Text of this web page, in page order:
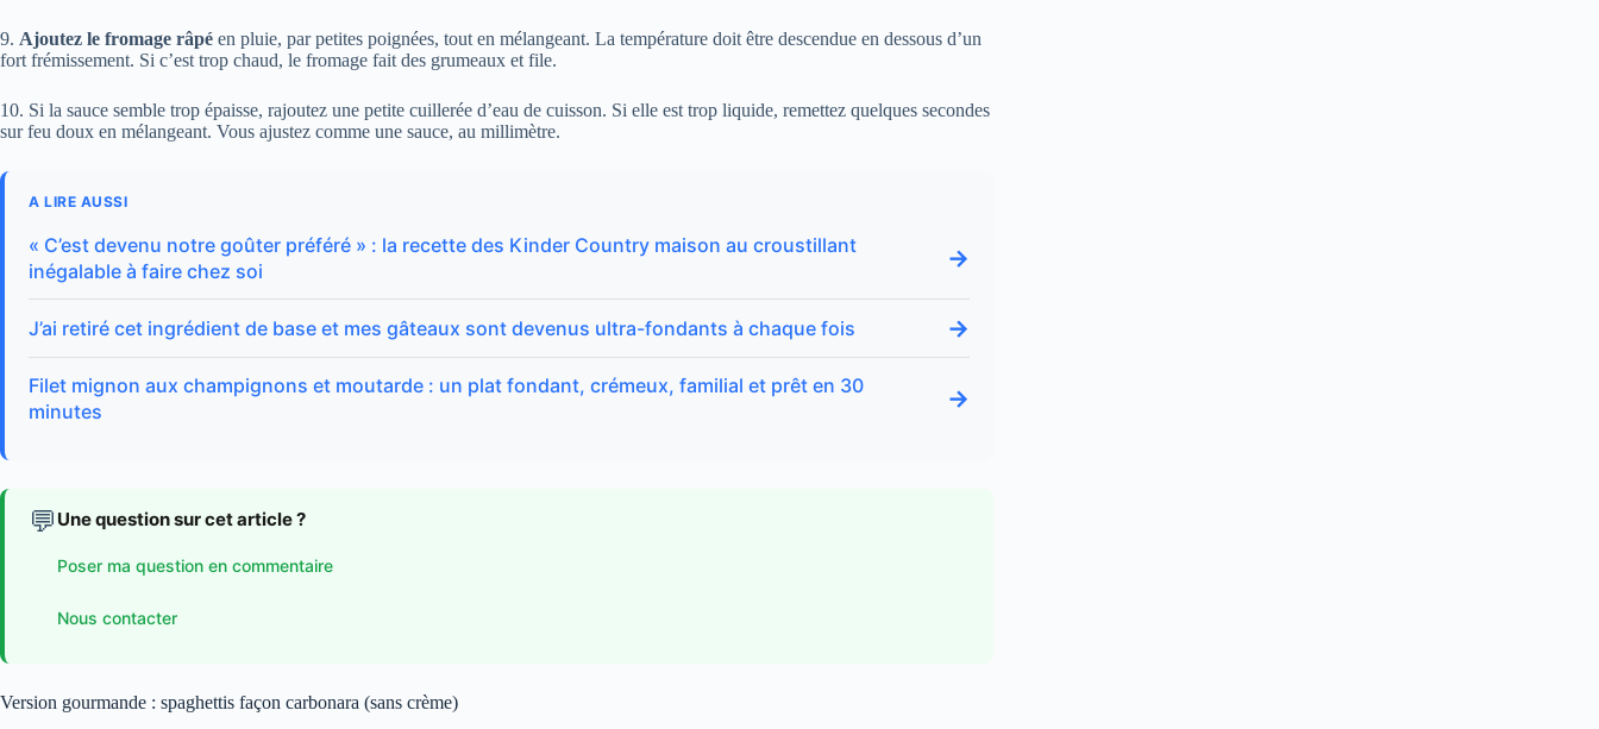
9. Ajoutez le fromage râpé en pluie, par petites poignées, tout en mélangeant. La température doit être descendue en dessous d’un
fort frémissement. Si c’est trop chaud, le fromage fait des grumeaux et file.
10. Si la sauce semble trop épaisse, rajoutez une petite cuillerée d’eau de cuisson. Si elle est trop liquide, remettez quelques secondes
sur feu doux en mélangeant. Vous ajustez comme une sauce, au millimètre.
A LIRE AUSSI
« C’est devenu notre goûter préféré » : la recette des Kinder Country maison au croustillant
inégalable à faire chez soi
→
J’ai retiré cet ingrédient de base et mes gâteaux sont devenus ultra-fondants à chaque fois →
Filet mignon aux champignons et moutarde : un plat fondant, crémeux, familial et prêt en 30
minutes
→
💬 Une question sur cet article ?
Poser ma question en commentaire
Nous contacter
Version gourmande : spaghettis façon carbonara (sans crème)